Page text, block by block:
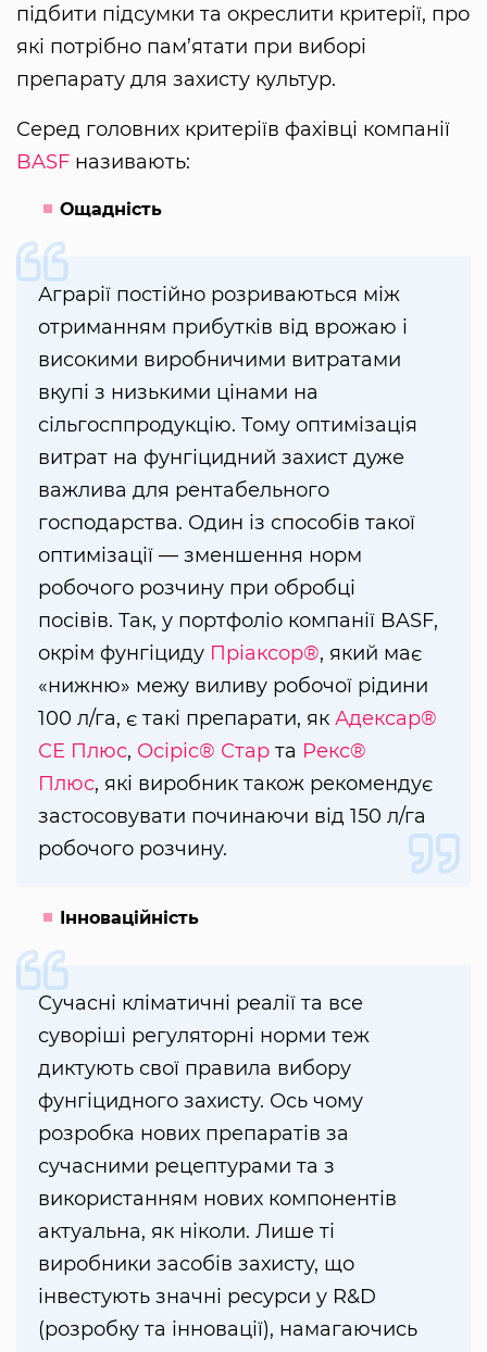
підбити підсумки та окреслити критерії, про
які потрібно пам’ятати при виборі
препарату для захисту культур.
Серед головних критеріїв фахівці компанії
BASF називають:
Ощадність
Аграрії постійно розриваються між
отриманням прибутків від врожаю і
високими виробничими витратами
вкупі з низькими цінами на
сільгосппродукцію. Тому оптимізація
витрат на фунгіцидний захист дуже
важлива для рентабельного
господарства. Один із способів такої
оптимізації — зменшення норм
робочого розчину при обробці
посівів. Так, у портфоліо компанії BASF,
окрім фунгіциду Пріаксор®, який має
«нижню» межу виливу робочої рідини
100 л/га, є такі препарати, як Адексар®
СЕ Плюс, Осіріс® Стар та Рекс®
Плюс, які виробник також рекомендує
застосовувати починаючи від 150 л/га
робочого розчину.
Інноваційність
Сучасні кліматичні реалії та все
суворіші регуляторні норми теж
диктують свої правила вибору
фунгіцидного захисту. Ось чому
розробка нових препаратів за
сучасними рецептурами та з
використанням нових компонентів
актуальна, як ніколи. Лише ті
виробники засобів захисту, що
інвестують значні ресурси у R&D
(розробку та інновації), намагаючись